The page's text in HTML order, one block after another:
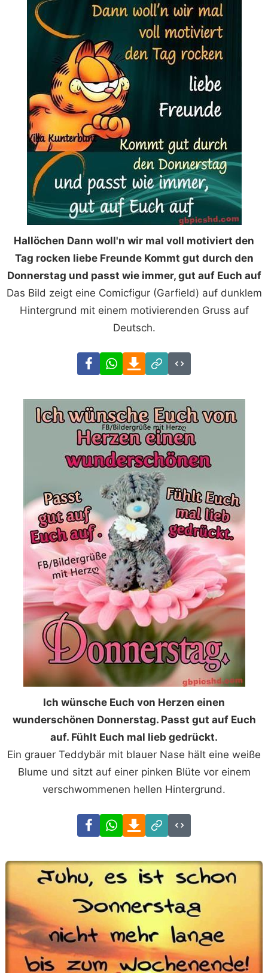
Hallöchen Dann woll'n wir mal voll motiviert den
Tag rocken liebe Freunde Kommt gut durch den
Donnerstag und passt wie immer, gut auf Euch auf
Das Bild zeigt eine Comicfigur (Garfield) auf dunklem
Hintergrund mit einem motivierenden Gruss auf
Deutsch.
FacebookWhatsAppDownload
Link
Code
Ich wünsche Euch von Herzen einen
wunderschönen Donnerstag. Passt gut auf Euch
auf. Fühlt Euch mal lieb gedrückt.
Ein grauer Teddybär mit blauer Nase hält eine weiße
Blume und sitzt auf einer pinken Blüte vor einem
verschwommenen hellen Hintergrund.
FacebookWhatsAppDownload
Link
Code